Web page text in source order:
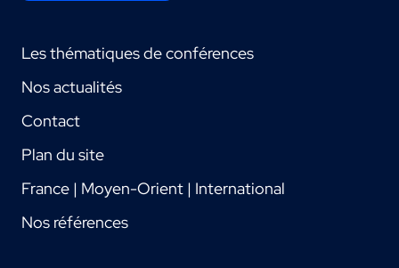
Les thématiques de conférences
Nos actualités
Contact
Plan du site
France | Moyen-Orient | International
Nos références